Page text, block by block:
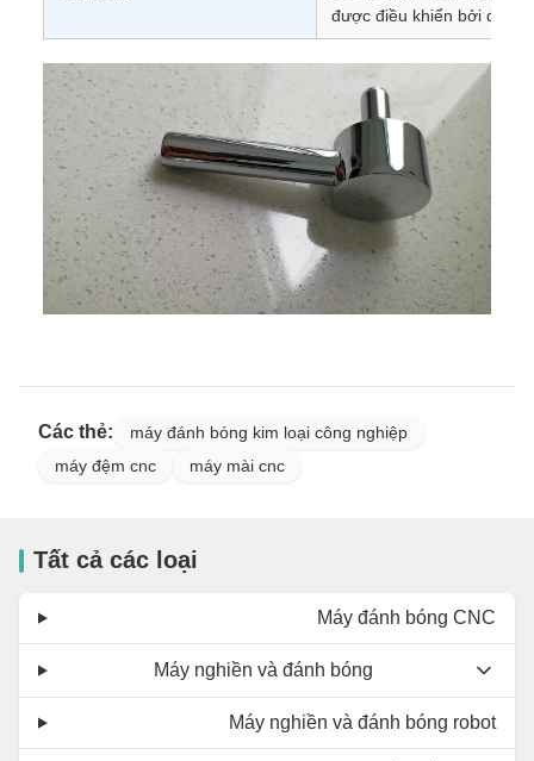
được điều khiển bởi động
Các thẻ:
máy đánh bóng kim loại công nghiệp
máy đệm cnc
máy mài cnc
Tất cả các loại
Máy đánh bóng CNC
Máy nghiền và đánh bóng
Máy nghiền và đánh bóng robot